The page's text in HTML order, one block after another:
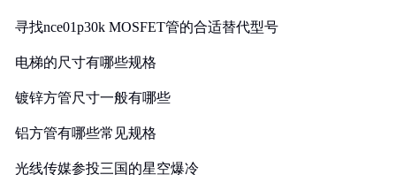
寻找nce01p30k MOSFET管的合适替代型号
电梯的尺寸有哪些规格
镀锌方管尺寸一般有哪些
铝方管有哪些常见规格
光线传媒参投三国的星空爆冷